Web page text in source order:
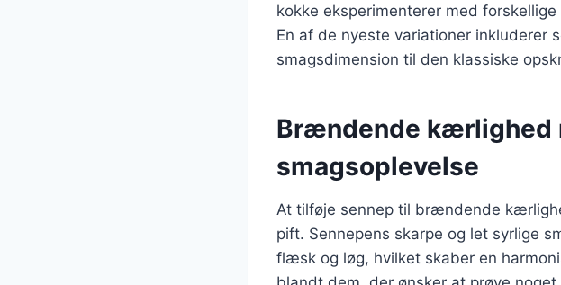
kokke eksperimenterer med
En af de nyeste variationer inkluderer
smagsdimension til den klassiske
Brændende kærlighed
smagsoplevelse
At tilføje sennep til brændende
pift. Sennepens skarpe og let syrlige
flæsk og løg, hvilket skaber en